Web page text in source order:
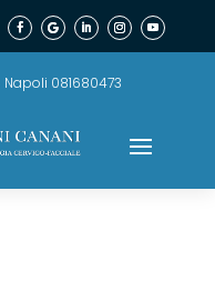
Napoli 081680473